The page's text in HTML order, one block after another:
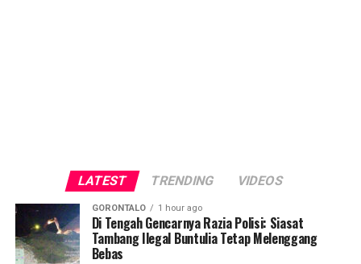
LATEST TRENDING VIDEOS
GORONTALO 1 hour ago
Di Tengah Gencarnya Razia Polisi: Siasat
Tambang Ilegal Buntulia Tetap Melenggang
Bebas